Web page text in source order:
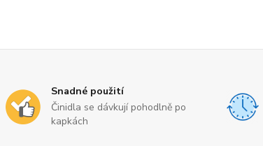
Snadné použití
Činidla se dávkují pohodlně po
kapkách